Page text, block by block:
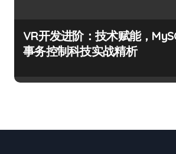
VR开发进阶：技术赋能，
事务控制科技实战精析